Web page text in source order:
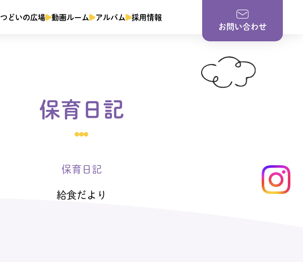
つどいの広場 動画ルーム アルバム 採用情報
お問い合わせ
保育日記
保育日記
給食だより